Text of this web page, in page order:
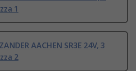
1
AACHEN SR3E 24V, 3
2